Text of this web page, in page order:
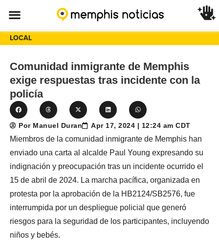
LOCAL
Comunidad inmigrante de Memphis
exige respuestas tras incidente con la
policía
Por Manuel Duran Apr 17, 2024 | 12:24 am CDT
Miembros de la comunidad inmigrante de Memphis han
enviado una carta al alcalde Paul Young expresando su
indignación y preocupación tras un incidente ocurrido el
15 de abril de 2024. La marcha pacífica, organizada en
protesta por la aprobación de la HB2124/SB2576, fue
interrumpida por un despliegue policial que generó
riesgos para la seguridad de los participantes, incluyendo
niños y bebés.